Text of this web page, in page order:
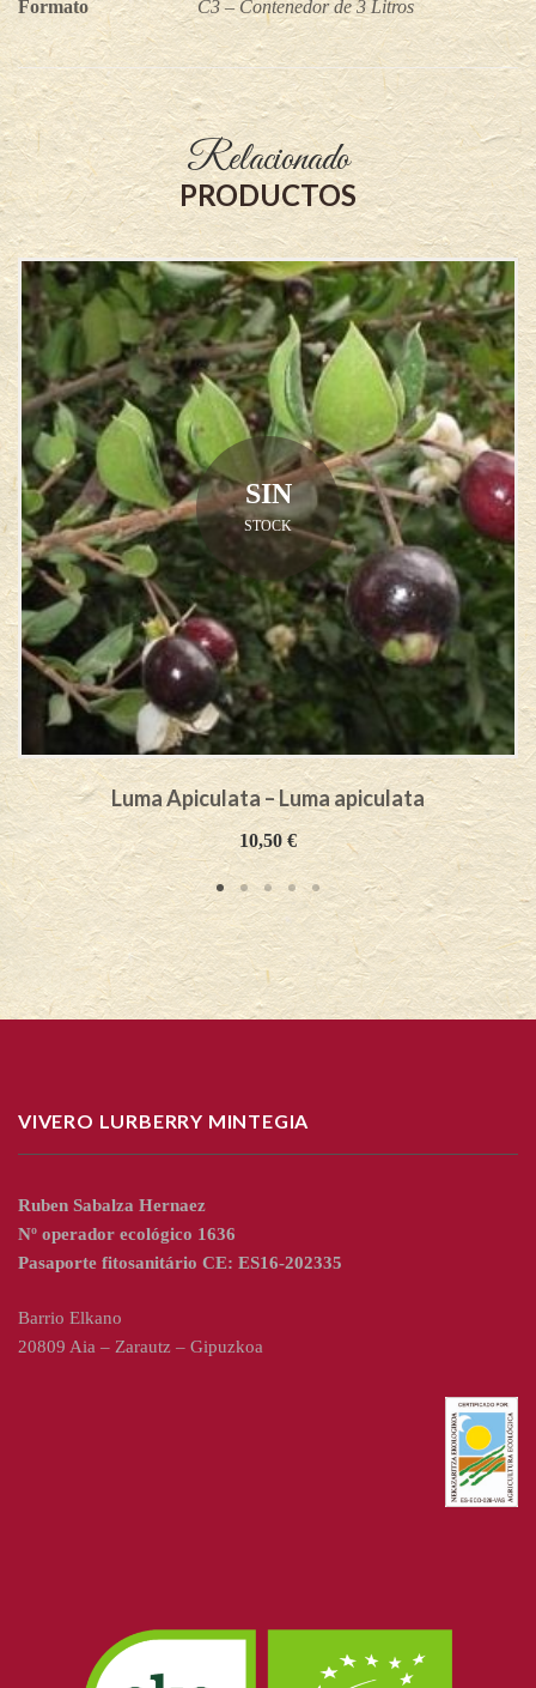
Formato C3 – Contenedor de 3 Litros
Relacionado
PRODUCTOS
SIN
STOCK
Luma Apiculata – Luma apiculata
10,50 €
VIVERO LURBERRY MINTEGIA
Ruben Sabalza Hernaez
Nº operador ecológico 1636
Pasaporte fitosanitário CE: ES16-202335
Barrio Elkano
20809 Aia – Zarautz – Gipuzkoa